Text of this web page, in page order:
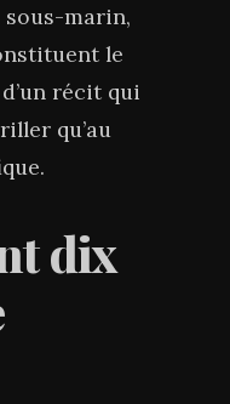
marin,
le
récit qui
qu’au
dix